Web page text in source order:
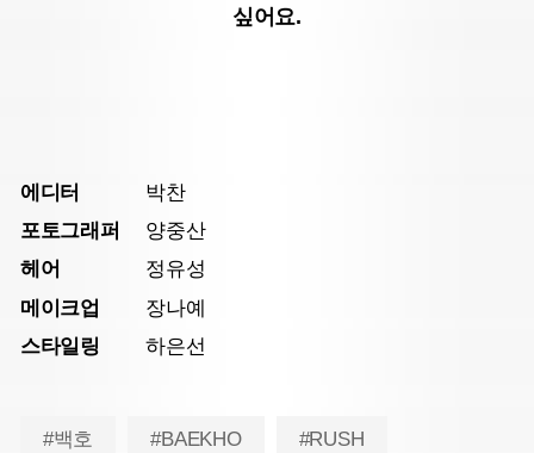
싶어요.
에디터
박찬
포토그래퍼
양중산
헤어
정유성
메이크업
장나예
스타일링
하은선
#백호 #BAEKHO #RUSH